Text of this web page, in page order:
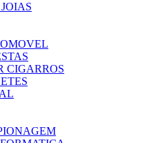
CIGARROS